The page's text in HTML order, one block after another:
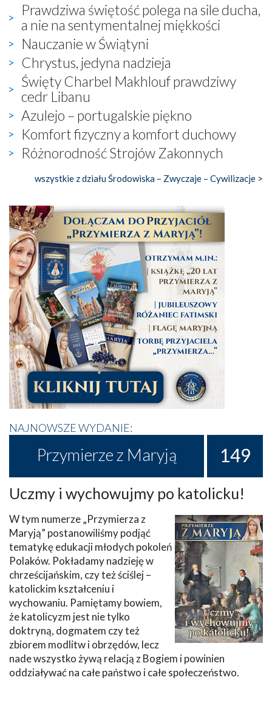
Prawdziwa świętość polega na sile ducha,
a nie na sentymentalnej miękkości
Nauczanie w Świątyni
Chrystus, jedyna nadzieja
Święty Charbel Makhlouf prawdziwy
cedr Libanu
Azulejo – portugalskie piękno
Komfort fizyczny a komfort duchowy
Różnorodność Strojów Zakonnych
wszystkie z działu Środowiska – Zwyczaje – Cywilizacje >
NAJNOWSZE WYDANIE:
Przymierze z Maryją 149
Uczmy i wychowujmy po katolicku!
W tym numerze „Przymierza z
Maryją” postanowiliśmy podjąć
tematykę edukacji młodych pokoleń
Polaków. Pokładamy nadzieję w
chrześcijańskim, czy też ściślej –
katolickim kształceniu i
wychowaniu. Pamiętamy bowiem,
że katolicyzm jest nie tylko
doktryną, dogmatem czy też
zbiorem modlitw i obrzędów, lecz
nade wszystko żywą relacją z Bogiem i powinien
oddziaływać na całe państwo i całe społeczeństwo.